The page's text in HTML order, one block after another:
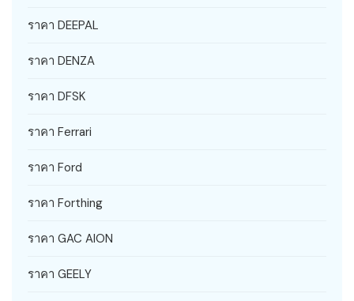
ราคา DEEPAL
ราคา DENZA
ราคา DFSK
ราคา Ferrari
ราคา Ford
ราคา Forthing
ราคา GAC AION
ราคา GEELY